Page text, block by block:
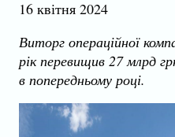
16 квітня 2024
Виторг операційної
рік перевищив 27 млрд
в попередньому році.